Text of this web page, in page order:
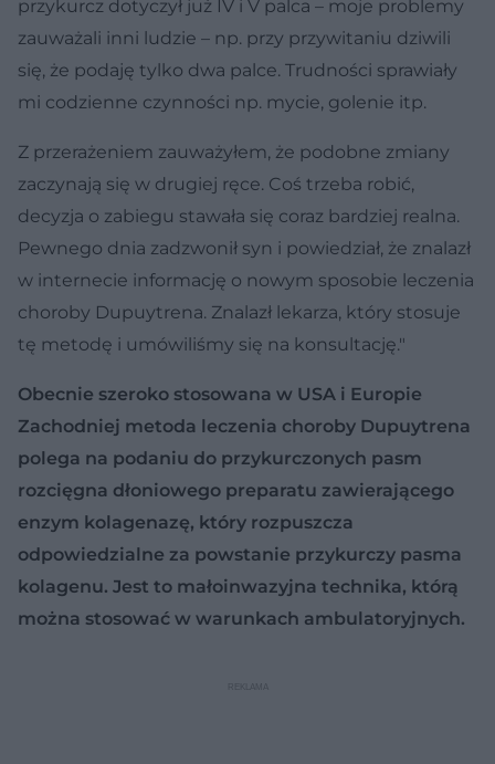
przykurcz dotyczył już IV i V palca – moje problemy
zauważali inni ludzie – np. przy przywitaniu dziwili
się, że podaję tylko dwa palce. Trudności sprawiały
mi codzienne czynności np. mycie, golenie itp.
Z przerażeniem zauważyłem, że podobne zmiany
zaczynają się w drugiej ręce. Coś trzeba robić,
decyzja o zabiegu stawała się coraz bardziej realna.
Pewnego dnia zadzwonił syn i powiedział, że znalazł
w internecie informację o nowym sposobie leczenia
choroby Dupuytrena. Znalazł lekarza, który stosuje
tę metodę i umówiliśmy się na konsultację."
Obecnie szeroko stosowana w USA i Europie
Zachodniej metoda leczenia choroby Dupuytrena
polega na podaniu do przykurczonych pasm
rozcięgna dłoniowego preparatu zawierającego
enzym kolagenazę, który rozpuszcza
odpowiedzialne za powstanie przykurczy pasma
kolagenu. Jest to małoinwazyjna technika, którą
można stosować w warunkach ambulatoryjnych.